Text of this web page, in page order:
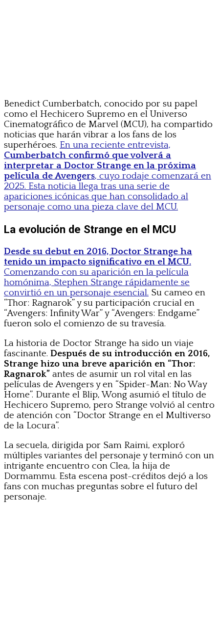
Benedict Cumberbatch, conocido por su papel
como el Hechicero Supremo en el Universo
Cinematográfico de Marvel (MCU), ha compartido
noticias que harán vibrar a los fans de los
superhéroes. En una reciente entrevista,
Cumberbatch confirmó que volverá a
interpretar a Doctor Strange en la próxima
película de Avengers, cuyo rodaje comenzará en
2025. Esta noticia llega tras una serie de
apariciones icónicas que han consolidado al
personaje como una pieza clave del MCU.
La evolución de Strange en el MCU
Desde su debut en 2016, Doctor Strange ha
tenido un impacto significativo en el MCU.
Comenzando con su aparición en la película
homónima, Stephen Strange rápidamente se
convirtió en un personaje esencial. Su cameo en
“Thor: Ragnarok” y su participación crucial en
“Avengers: Infinity War” y “Avengers: Endgame”
fueron solo el comienzo de su travesía.
La historia de Doctor Strange ha sido un viaje
fascinante. Después de su introducción en 2016,
Strange hizo una breve aparición en “Thor:
Ragnarok” antes de asumir un rol vital en las
películas de Avengers y en “Spider-Man: No Way
Home”. Durante el Blip, Wong asumió el título de
Hechicero Supremo, pero Strange volvió al centro
de atención con “Doctor Strange en el Multiverso
de la Locura”.
La secuela, dirigida por Sam Raimi, exploró
múltiples variantes del personaje y terminó con un
intrigante encuentro con Clea, la hija de
Dormammu. Esta escena post-créditos dejó a los
fans con muchas preguntas sobre el futuro del
personaje.